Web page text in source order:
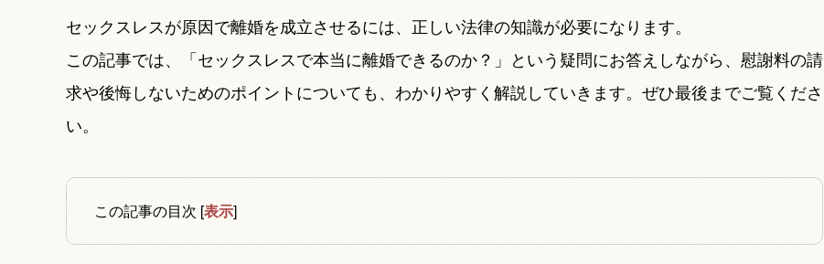
セックスレスが原因で離婚を成立させるには、正しい法律の知識が必要になります。
この記事では、「セックスレスで本当に離婚できるのか？」という疑問にお答えしながら、慰謝料の請
求や後悔しないためのポイントについても、わかりやすく解説していきます。ぜひ最後までご覧くださ
い。
この記事の目次 [表示]